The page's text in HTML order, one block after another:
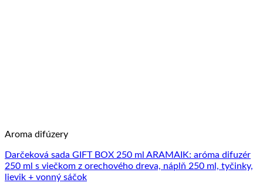
Aroma difúzery
Darčeková sada GIFT BOX 250 ml ARAMAIK: aróma difuzér
250 ml s viečkom z orechového dreva, náplň 250 ml, tyčinky,
lievik + vonný sáčok